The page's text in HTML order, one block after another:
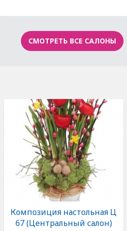
СМОТРЕТЬ ВСЕ САЛОНЫ
Композиция настольная Ц
67 (Центральный салон)